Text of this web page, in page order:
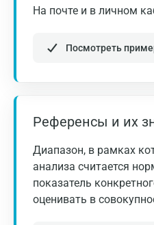
На почте и в личном
Посмотреть
Референсы и их
Диапазон, в рамках
анализа считается
показатель
оценивать в
Брянск
Владимир
Волгоград
Волжский
Вологда